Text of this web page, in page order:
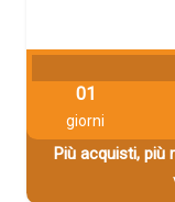
01
giorni
Più acquisti, più